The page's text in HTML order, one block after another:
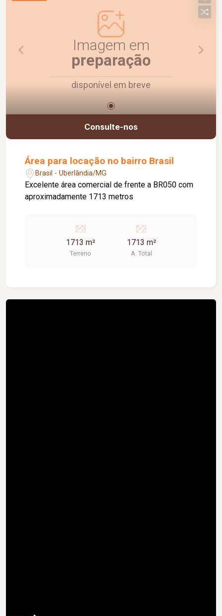
Imagem em
preparação
disponível em breve
Consulte-nos
Área para locação no bairro Brasil
Brasil - Uberlândia/MG
Excelente área comercial de frente a BR050 com
aproximadamente 1713 metros
1713 m²
Terreno
1713 m²
A. Total